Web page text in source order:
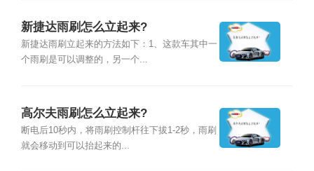
新捷达雨刷怎么立起来?
新捷达雨刷立起来的方法如下：1、这款车其中一
个雨刷是可以调整的，另一个...
高尔夫雨刷怎么立起来?
断电后10秒内，将雨刷控制杆往下拔1-2秒，雨刷
就会移动到可以抬起来的...